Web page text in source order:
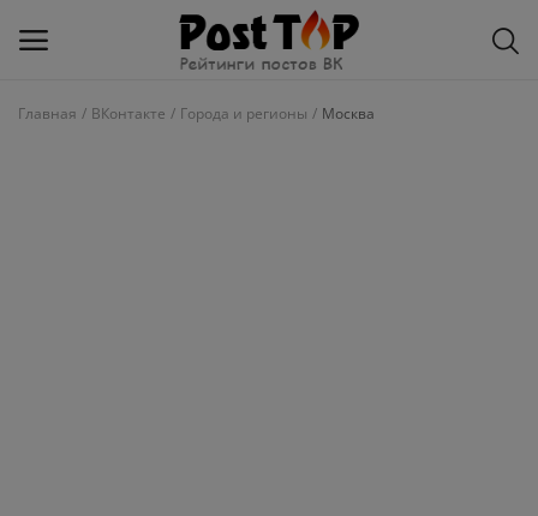
Главная ВКонтакте Города и регионы Москва